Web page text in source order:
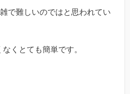
で難しいのではと思われてい
くとても簡単です。